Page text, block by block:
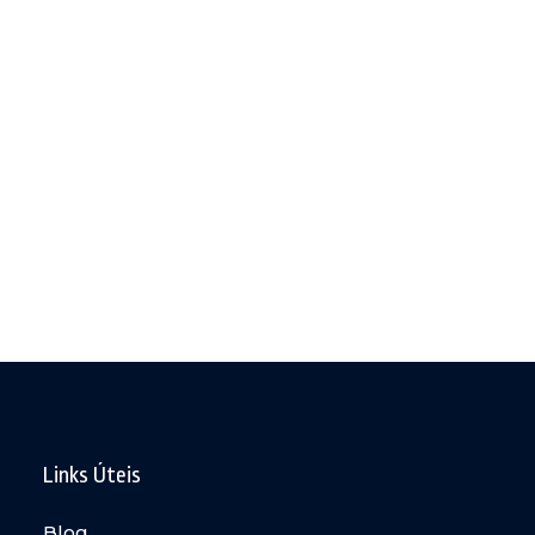
Links Úteis